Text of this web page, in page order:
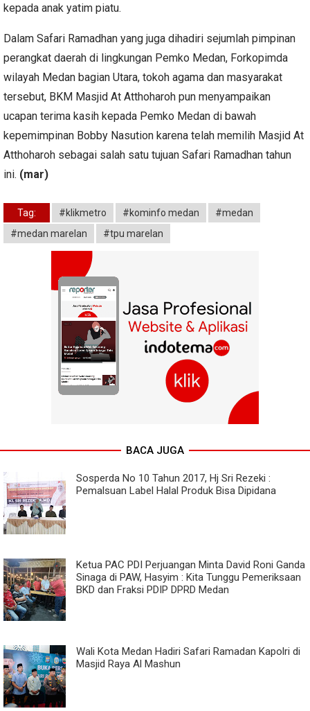
kepada anak yatim piatu.
Dalam Safari Ramadhan yang juga dihadiri sejumlah pimpinan
perangkat daerah di lingkungan Pemko Medan, Forkopimda
wilayah Medan bagian Utara, tokoh agama dan masyarakat
tersebut, BKM Masjid At Atthoharoh pun menyampaikan
ucapan terima kasih kepada Pemko Medan di bawah
kepemimpinan Bobby Nasution karena telah memilih Masjid At
Atthoharoh sebagai salah satu tujuan Safari Ramadhan tahun
ini. (mar)
Tag: #klikmetro #kominfo medan
#medan
#medan marelan
#tpu marelan
BACA JUGA
Sosperda No 10 Tahun 2017, Hj Sri Rezeki :
Pemalsuan Label Halal Produk Bisa Dipidana
Ketua PAC PDI Perjuangan Minta David Roni Ganda
Sinaga di PAW, Hasyim : Kita Tunggu Pemeriksaan
BKD dan Fraksi PDIP DPRD Medan
Wali Kota Medan Hadiri Safari Ramadan Kapolri di
Masjid Raya Al Mashun